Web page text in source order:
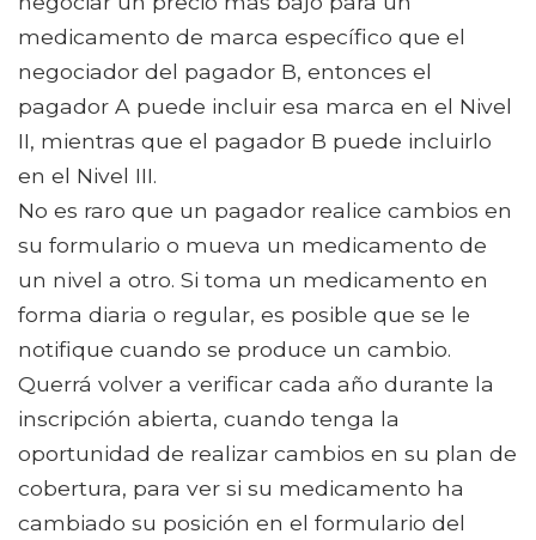
medicamento de marca específico que el
negociador del pagador B, entonces el
pagador A puede incluir esa marca en el Nivel
II, mientras que el pagador B puede incluirlo
en el Nivel III.
No es raro que un pagador realice cambios en
su formulario o mueva un medicamento de
un nivel a otro. Si toma un medicamento en
forma diaria o regular, es posible que se le
notifique cuando se produce un cambio.
Querrá volver a verificar cada año durante la
inscripción abierta, cuando tenga la
oportunidad de realizar cambios en su plan de
cobertura, para ver si su medicamento ha
cambiado su posición en el formulario del